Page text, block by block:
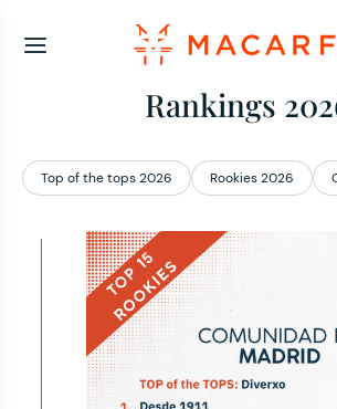
Rankings
Top of the tops 2026 Rookies 2026